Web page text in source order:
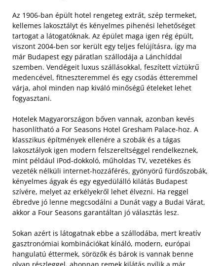
Az 1906-ban épült hotel rengeteg extrát, szép termeket,
kellemes lakosztályt és kényelmes pihenési lehetőséget
tartogat a látogatóknak. Az épület maga igen rég épült,
viszont 2004-ben sor került egy teljes felújításra, így ma
már Budapest egy páratlan szállodája a Lánchíddal
szemben. Vendégeit luxus szállásokkal, feszített víztükrű
medencével, fitneszteremmel és egy csodás étteremmel
várja, ahol minden nap kiváló minőségű ételeket lehet
fogyasztani.
Hotelek Magyarországon bőven vannak, azonban kevés
hasonlítható a For Seasons Hotel Gresham Palace-hoz. A
klasszikus építmények ellenére a szobák és a tágas
lakosztályok igen modern felszereltséggel rendelkeznek,
mint például iPod-dokkoló, műholdas TV, vezetékes és
vezeték nélküli internet-hozzáférés, gyönyörű fürdőszobák,
kényelmes ágyak és egy egyedülálló kilátás Budapest
szívére, melyet az erkélyekről lehet élvezni. Ha reggel
ébredve jó lenne megcsodálni a Dunát vagy a Budai Várat,
akkor a Four Seasons garantáltan jó választás lesz.
Sokan azért is látogatnak ebbe a szállodába, mert kreatív
gasztronómiai kombinációkat kínáló, modern, európai
hangulatú éttermek, sörözők és bárok is vannak benne